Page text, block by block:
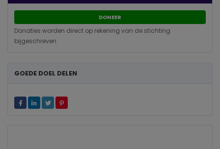
DONEER
Donaties worden direct op rekening van de stichting
bijgeschreven
GOEDE DOEL DELEN